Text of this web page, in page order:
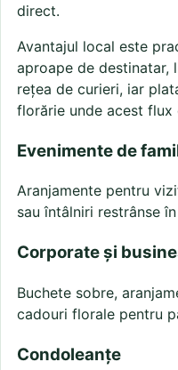
direct.
Avantajul local este
aproape de destinatar,
rețea de curieri, iar
florărie unde acest flux
Evenimente de
Aranjamente pentru
sau întâlniri restrânse
Corporate și
Buchete sobre,
cadouri florale pentru
Condoleanțe